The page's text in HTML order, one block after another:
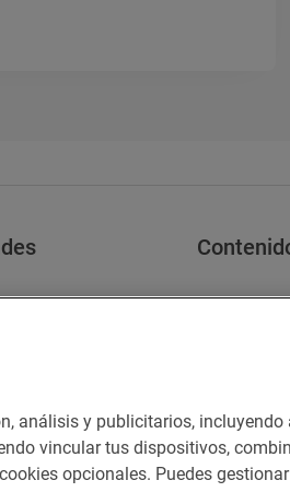
participación en RRSS
análisis y publicitarios,
vincular tus dispositivos,
opcionales. Puedes